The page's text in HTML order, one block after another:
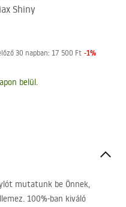
Shiny
30 napban: 17 500 Ft -1%
belül.
mutatunk be Önnek,
100%-ban kiváló